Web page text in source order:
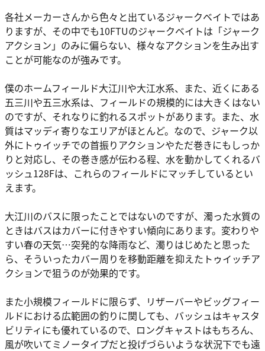
各社メーカーさんから色々と出ているジャークベイトではあ
りますが、その中でも10FTUのジャークベイトは「ジャーク
アクション」のみに偏らない、様々なアクションを生み出す
ことが可能なのが強みです。
僕のホームフィールド大江川や大江水系、また、近くにある
五三川や五三水系は、フィールドの規模的には大きくはない
のですが、それなりに釣れるスポットがあります。また、水
質はマッディ寄りなエリアがほとんど。なので、ジャーク以
外にトゥイッチでの首振りアクションやただ巻きにもしっか
りと対応し、その巻き感が伝わる程、水を動かしてくれるバ
ッシュ128Fは、これらのフィールドにマッチしているとい
えます。
大江川のバスに限ったことではないのですが、濁った水質の
ときはバスはカバーに付きやすい傾向にあります。変わりや
すい春の天気…突発的な降雨など、濁りはじめたと思った
ら、そういったカバー周りを移動距離を抑えたトゥイッチア
クションで狙うのが効果的です。
また小規模フィールドに限らず、リザーバーやビッグフィー
ルドにおける広範囲の釣りに関しても、バッシュはキャスタ
ビリティにも優れているので、ロングキャストはもちろん、
風が吹いてミノータイプだと投げづらいような状況下でも遠